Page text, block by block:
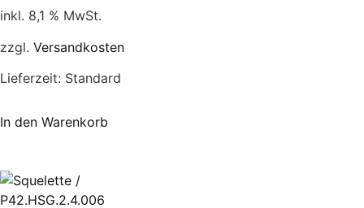
inkl. 8,1 % MwSt.
zzgl. Versandkosten
Lieferzeit: Standard
In den Warenkorb